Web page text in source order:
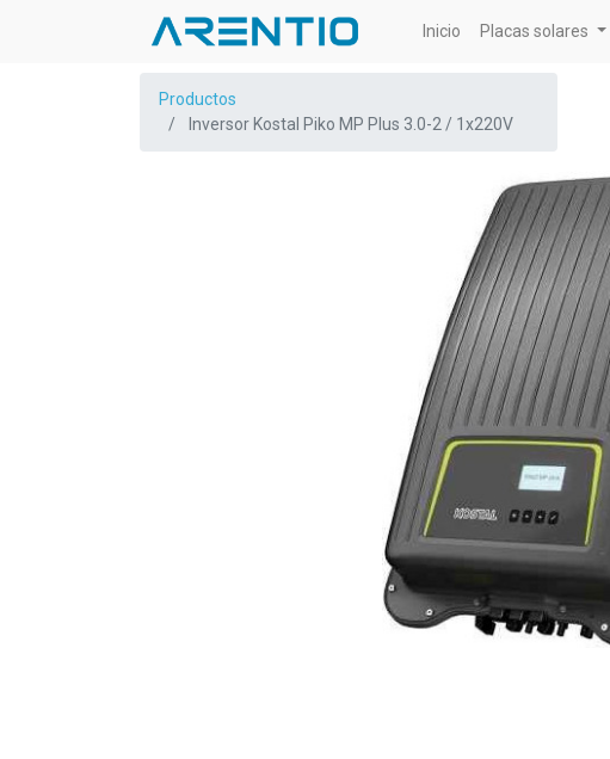
Inicio Placas solares
Productos
Inversor Kostal Piko MP Plus 3.0-2 / 1x220V